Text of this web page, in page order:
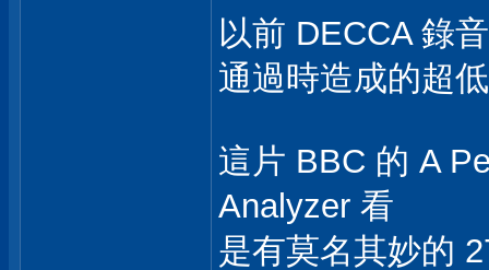
以前 DECCA 錄
通過時造成的超
這片 BBC 的 A
Analyzer 看
是有莫名其妙的